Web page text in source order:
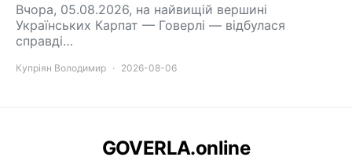
Вчора, 05.08.2026, на найвищій вершині
Українських Карпат — Говерлі — відбулася
справді…
Купріян Володимир 2026-08-06
GOVERLA.online